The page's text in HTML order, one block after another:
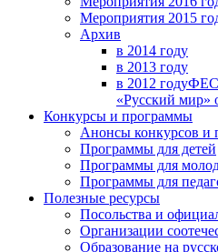
Мероприятия 2015
Архив
в 2014 году
в 2013 году
в 2012 году
«Русский мир»
Конкурсы и программы
Анонсы конкурсов и
Программы для детей
Программы для
Программы для
Полезные ресурсы
Посольства и
Организации
Образование на